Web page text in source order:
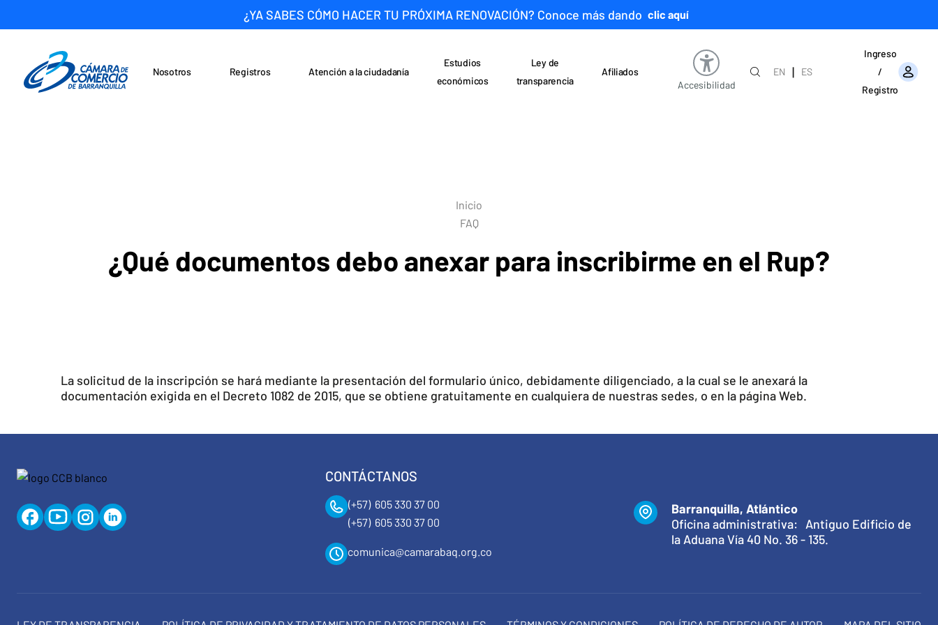
¿YA SABES CÓMO HACER TU PRÓXIMA RENOVACIÓN? Conoce más dando clic aquí
Nosotros Registros
Atención a la ciudadanía
Estudios
económicos
Ley de
transparencia
Afiliados
Accesibilidad
EN |
ES
Ingreso
/
Registro
¿Qué documentos debo anexar para inscribirme en el Rup?
Inicio
FAQ
La solicitud de la inscripción se hará mediante la presentación del formulario único, debidamente diligenciado, a la cual se le anexará la
documentación exigida en el Decreto 1082 de 2015, que se obtiene gratuitamente en cualquiera de nuestras sedes, o en la página Web.
CONTÁCTANOS
(+57) 605 330 37 00
(+57) 605 330 37 00
comunica@camarabaq.org.co
Barranquilla, Atlántico
Oficina administrativa: Antiguo Edificio de
la Aduana Vía 40 No. 36 - 135.